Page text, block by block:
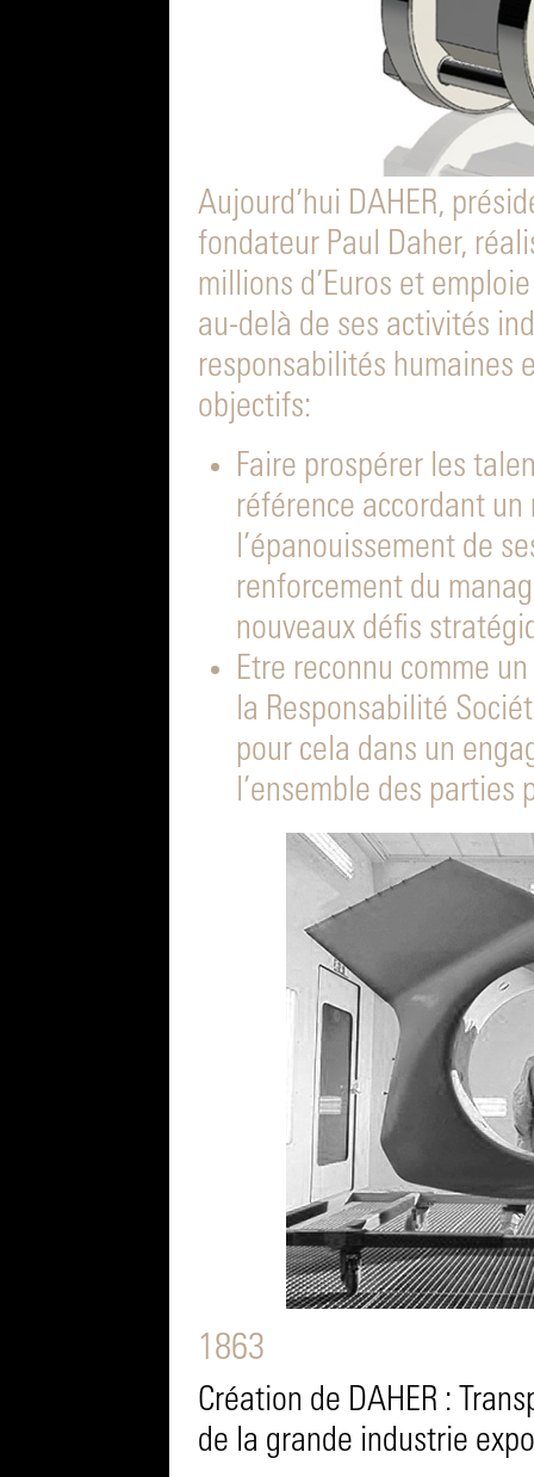
Aujourd’hui DAHER,
fondateur Paul Daher,
millions d’Euros et
au-delà de ses activités
responsabilités humaines
objectifs:
Faire prospérer les
référence accordant
l’épanouissement de
renforcement du
nouveaux défis
Etre reconnu comme
la Responsabilité
pour cela dans un
l’ensemble des
1863
Création de DAHER :
de la grande industrie